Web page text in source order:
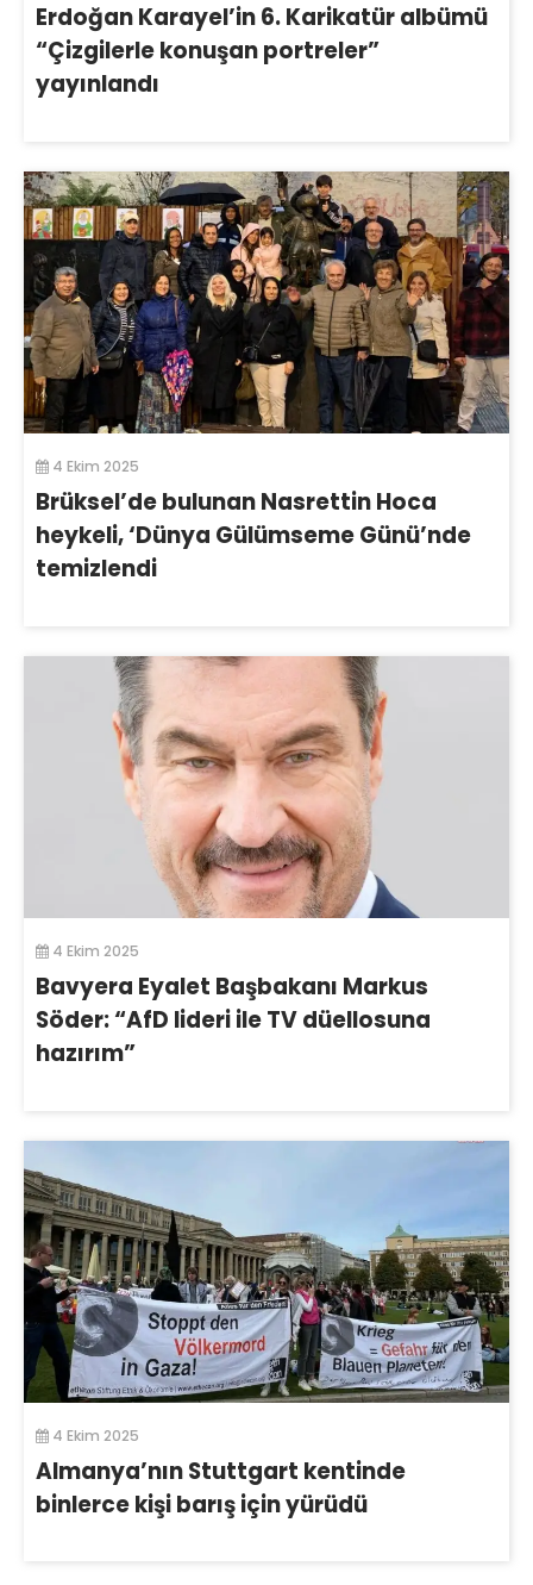
Erdoğan Karayel’in 6. Karikatür albümü
“Çizgilerle konuşan portreler”
yayınlandı
4 Ekim 2025
Brüksel’de bulunan Nasrettin Hoca
heykeli, ‘Dünya Gülümseme Günü’nde
temizlendi
4 Ekim 2025
Bavyera Eyalet Başbakanı Markus
Söder: “AfD lideri ile TV düellosuna
hazırım”
4 Ekim 2025
Almanya’nın Stuttgart kentinde
binlerce kişi barış için yürüdü